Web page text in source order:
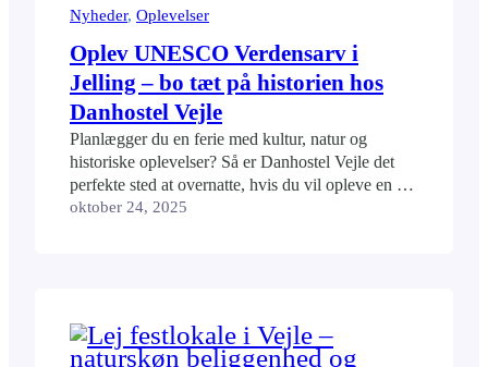
Nyheder, Oplevelser
Oplev UNESCO Verdensarv i
Jelling – bo tæt på historien hos
Danhostel Vejle
Planlægger du en ferie med kultur, natur og
historiske oplevelser? Så er Danhostel Vejle det
perfekte sted at overnatte, hvis du vil opleve en af
Danmarks mest ikoniske seværdigheder – Jelling
oktober 24, 2025